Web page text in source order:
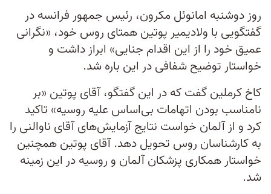
روز دوشنبه امانوئل مکرون، رئیس جمهور فرانسه در
گفتگویی با ولادیمیر پوتین همتای روس خود، «نگرانی
عمیق خود را از این اقدام جنایی» ابراز داشت و
خواستار توضیح شفافی در این باره شد.
کاخ کرملین گفت که در این گفتگو، آقای پوتین «بر
نامناسب بودن اتهامات بی‌اساس علیه روسیه» تاکید
کرد و از آلمان خواست نتایج آزمایش‌های آقای ناوالنی را
به کارشناسان روس تحویل دهد. آقای پوتین همچنین
خواستار همکاری پزشکان آلمان و روسیه در این زمینه
شد.